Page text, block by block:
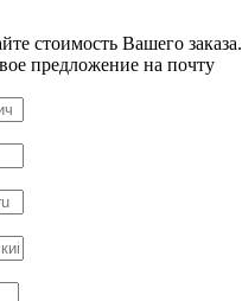
стоимость Вашего заказа.
предложение на почту